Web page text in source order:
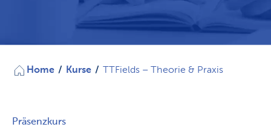
Home / Kurse / TTFields – Theorie & Praxis
Präsenzkurs